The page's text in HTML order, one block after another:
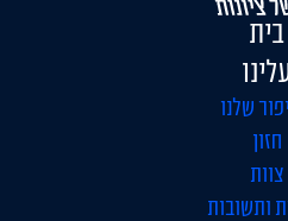
בית
שלנו
חזון
צוות
ותשובות